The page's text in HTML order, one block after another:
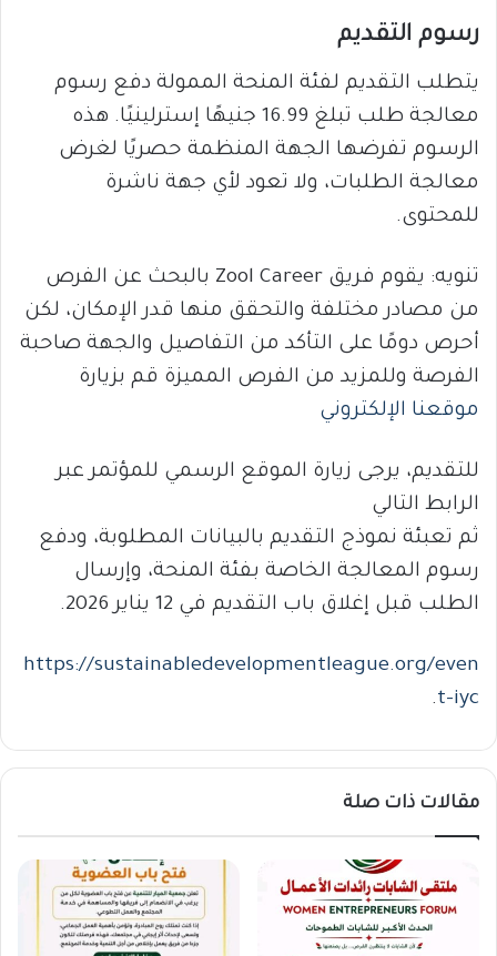
رسوم التقديم
يتطلب التقديم لفئة المنحة الممولة دفع رسوم
معالجة طلب تبلغ 16.99 جنيهًا إسترلينيًا. هذه
الرسوم تفرضها الجهة المنظمة حصريًا لغرض
معالجة الطلبات، ولا تعود لأي جهة ناشرة
للمحتوى.
تنويه: يقوم فريق Zool Career بالبحث عن الفرص
من مصادر مختلفة والتحقق منها قدر الإمكان، لكن
أحرص دومًا على التأكد من التفاصيل والجهة صاحبة
الفرصة وللمزيد من الفرص المميزة قم بزيارة
موقعنا الإلكتروني
للتقديم، يرجى زيارة الموقع الرسمي للمؤتمر عبر
الرابط التالي
ثم تعبئة نموذج التقديم بالبيانات المطلوبة، ودفع
رسوم المعالجة الخاصة بفئة المنحة، وإرسال
الطلب قبل إغلاق باب التقديم في 12 يناير 2026.
https://sustainabledevelopmentleague.org/even
t-iyc
.
مقالات ذات صلة